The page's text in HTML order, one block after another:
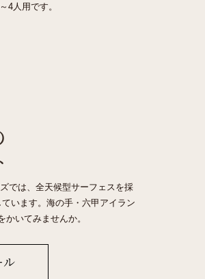
4人用です。
では、全天候型サーフェスを採
います。海の手・六甲アイラン
かいてみませんか。
ル